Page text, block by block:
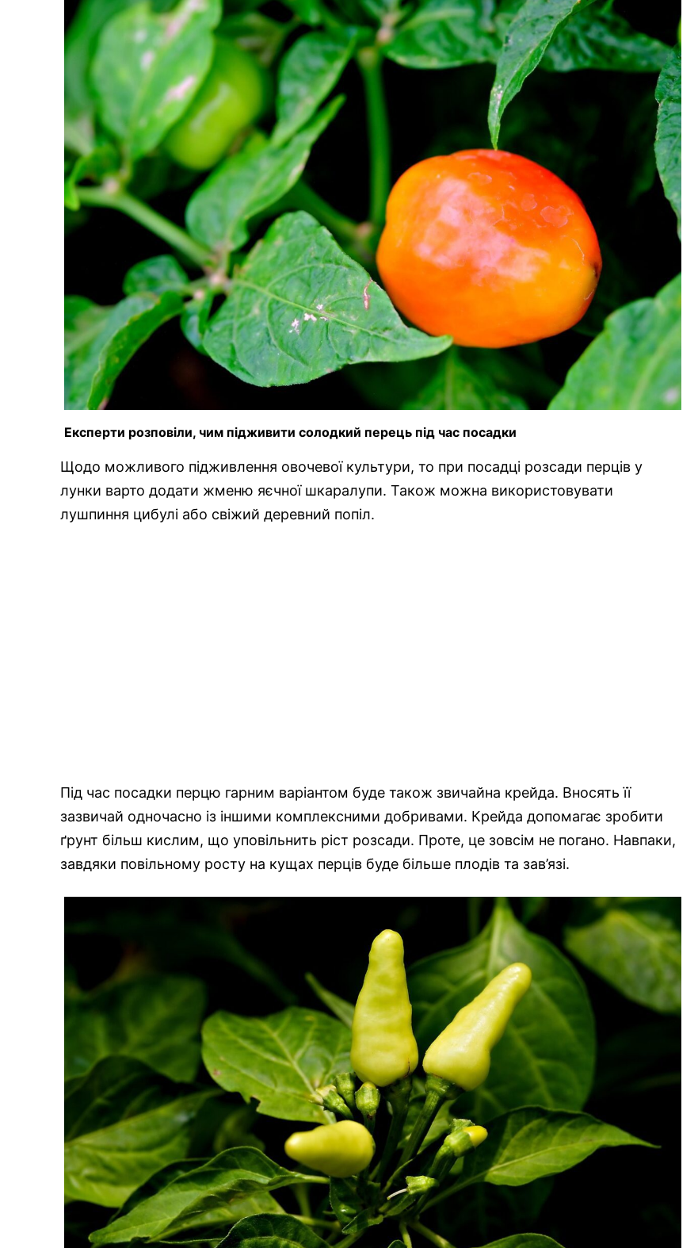
Експерти розповіли, чим підживити солодкий перець під час посадки
Щодо можливого підживлення овочевої культури, то при посадці розсади перців у
лунки варто додати жменю яєчної шкаралупи. Також можна використовувати
лушпиння цибулі або свіжий деревний попіл.
Під час посадки перцю гарним варіантом буде також звичайна крейда. Вносять її
зазвичай одночасно із іншими комплексними добривами. Крейда допомагає зробити
ґрунт більш кислим, що уповільнить ріст розсади. Проте, це зовсім не погано. Навпаки,
завдяки повільному росту на кущах перців буде більше плодів та зав’язі.